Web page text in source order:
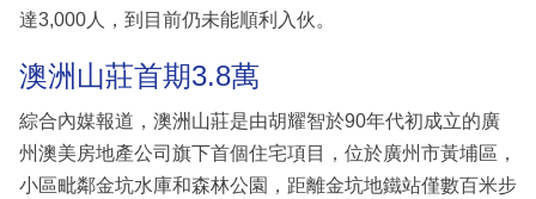
達3,000人，到目前仍未能順利入伙。
澳洲山莊首期3.8萬
綜合內媒報道，澳洲山莊是由胡耀智於90年代初成立的廣
州澳美房地產公司旗下首個住宅項目，位於廣州市黃埔區，
小區毗鄰金坑水庫和森林公園，距離金坑地鐵站僅數百米步